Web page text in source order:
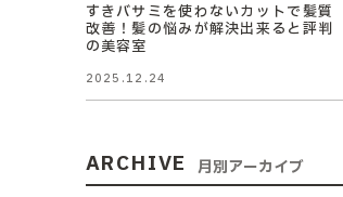
すきバサミを使わないカットで髪質
改善！髪の悩みが解決出来ると評判
の美容室
2025.12.24
ARCHIVE 月別アーカイブ